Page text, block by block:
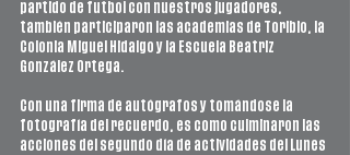
partido de futbol con nuestros jugadores,
también participaron las academias de Toribio, la
Colonia Miguel Hidalgo y la Escuela Beatriz
González Ortega.
Con una firma de autógrafos y tomándose la
fotografía del recuerdo, es como culminaron las
acciones del segundo día de actividades del Lunes